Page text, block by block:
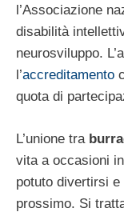
l’Associazione
disabilità
neurosviluppo.
l’accreditamento
quota di
L’unione tra
vita a occasioni
potuto divertirsi e
prossimo. Si